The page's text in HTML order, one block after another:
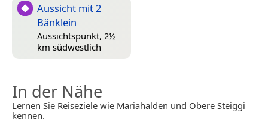
Aussicht mit 2
Bänklein
Aussichtspunkt, 2½
km südwestlich
In der Nähe
Lernen Sie Reiseziele wie Mariahalden und Obere Steiggi
kennen.